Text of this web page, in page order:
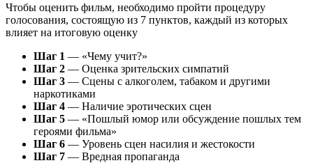
Чтобы оценить фильм, необходимо пройти процедуру
голосования, состоящую из 7 пунктов, каждый из которых
влияет на итоговую оценку
Шаг 1 — «Чему учит?»
Шаг 2 — Оценка зрительских симпатий
Шаг 3 — Сцены с алкоголем, табаком и другими
наркотиками
Шаг 4 — Наличие эротических сцен
Шаг 5 — «Пошлый юмор или обсуждение пошлых тем
героями фильма»
Шаг 6 — Уровень сцен насилия и жестокости
Шаг 7 — Вредная пропаганда